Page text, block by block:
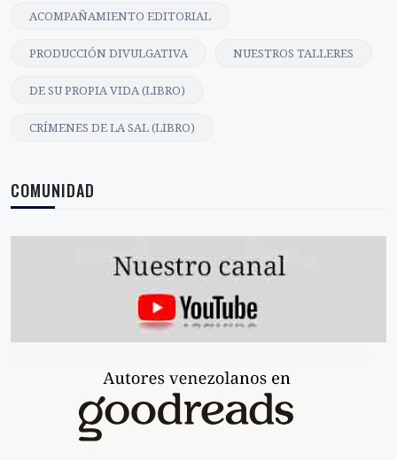
ACOMPAÑAMIENTO EDITORIAL
PRODUCCIÓN DIVULGATIVA NUESTROS TALLERES
DE SU PROPIA VIDA (LIBRO)
CRÍMENES DE LA SAL (LIBRO)
COMUNIDAD